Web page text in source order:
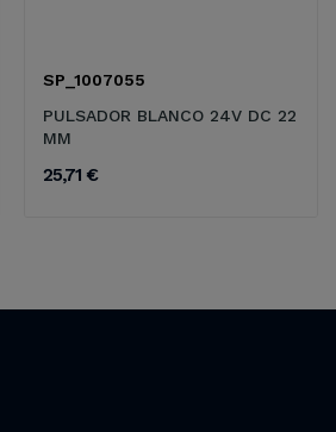
SP_1007055
PULSADOR BLANCO 24V DC 22
MM
25,71 €